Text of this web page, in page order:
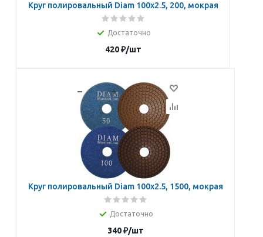
Круг полировальный Diam 100х2.5, 200, мокрая
Достаточно
420₽/шт
В корзину
Круг полировальный Diam 100х2.5, 1500, мокрая
Достаточно
340₽/шт